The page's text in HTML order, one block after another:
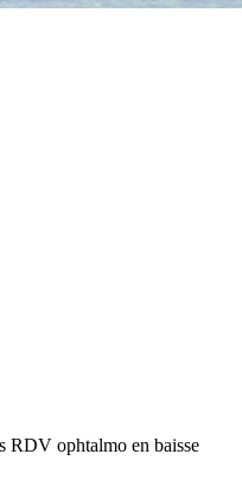
RDV ophtalmo en baisse